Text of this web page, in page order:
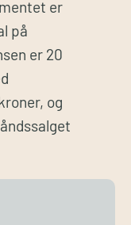
er
på
er 20
og